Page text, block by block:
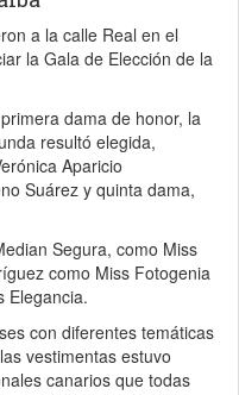
a la calle Real en el
la Gala de Elección de la
dama de honor, la
resultó elegida,
Aparicio
Suárez y quinta dama,
Segura, como Miss
como Miss Fotogenia
Elegancia.
con diferentes temáticas
vestimentas estuvo
canarios que todas